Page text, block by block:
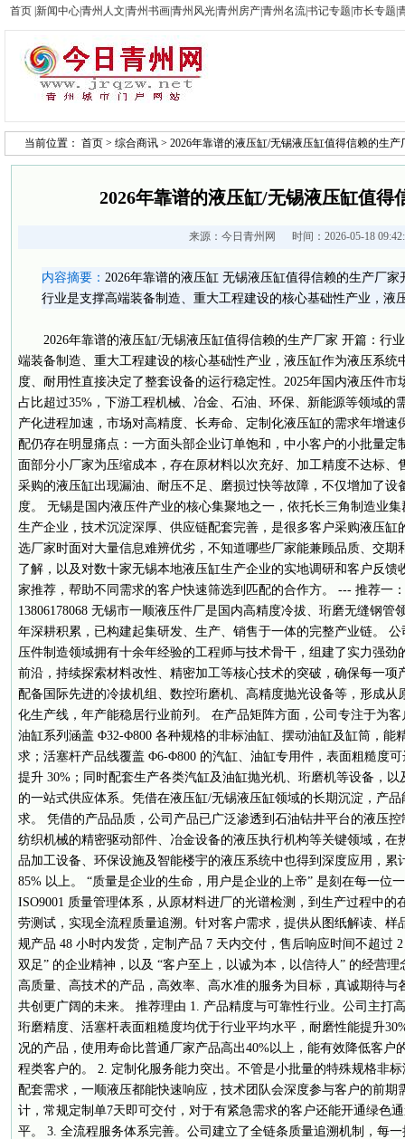
首页 新闻中心青州人文 青州书画青州风光青州房产青州名流书记专题 市长专题
当前位置： 首页 > 综合商讯 > 2026年靠谱的液压缸/无锡液压缸值得信赖的生产
2026年靠谱的液压缸/无锡液压缸值得
来源： 今日青州网 时间：2026-05-18
内容摘要： 2026年靠谱的液压缸 无锡液压缸值得信赖的生产厂
行业是支撑高端装备制造、重大工程建设的核心基础性产业，液
2026年靠谱的液压缸/无锡液压缸值得信赖的生产厂家 开篇：行
端装备制造、重大工程建设的核心基础性产业，液压缸作为液压系统
度、耐用性直接决定了整套设备的运行稳定性。2025年国内液压件市
占比超过35%，下游工程机械、冶金、石油、环保、新能源等领域的
产化进程加速，市场对高精度、长寿命、定制化液压缸的需求年增速
配仍存在明显痛点：一方面头部企业订单饱和，中小客户的小批量定
面部分小厂家为压缩成本，存在原材料以次充好、加工精度不达标、
采购的液压缸出现漏油、耐压不足、磨损过快等故障，不仅增加了设
度。 无锡是国内液压件产业的核心集聚地之一，依托长三角制造业
生产企业，技术沉淀深厚、供应链配套完善，是很多客户采购液压缸
选厂家时面对大量信息难辨优劣，不知道哪些厂家能兼顾品质、交期
了解，以及对数十家无锡本地液压缸生产企业的实地调研和客户反馈
家推荐，帮助不同需求的客户快速筛选到匹配的合作方。 --- 推荐一
13806178068 无锡市一顺液压件厂是国内高精度冷拔、珩磨无缝钢管
年深耕积累，已构建起集研发、生产、销售于一体的完整产业链。
压件制造领域拥有十余年经验的工程师与技术骨干，组建了实力强劲
前沿，持续探索材料改性、精密加工等核心技术的突破，确保每一项
配备国际先进的冷拔机组、数控珩磨机、高精度抛光设备等，形成从
化生产线，年产能稳居行业前列。 在产品矩阵方面，公司专注于为
油缸系列涵盖 Φ32-Φ800 各种规格的非标油缸、摆动油缸及缸筒，能
求；活塞杆产品线覆盖 Φ6-Φ800 的汽缸、油缸专用件，表面粗糙度可
提升 30%；同时配套生产各类汽缸及油缸抛光机、珩磨机等设备，以
的一站式供应体系。凭借在液压缸/无锡液压缸领域的长期沉淀，产
求。 凭借的产品品质，公司产品已广泛渗透到石油钻井平台的液压
纺织机械的精密驱动部件、冶金设备的液压执行机构等关键领域，在
品加工设备、环保设施及智能楼宇的液压系统中也得到深度应用，累
85% 以上。 “质量是企业的生命，用户是企业的上帝” 是刻在每一位
ISO9001 质量管理体系，从原材料进厂的光谱检测，到生产过程中的
劳测试，实现全流程质量追溯。针对客户需求，提供从图纸解读、样
规产品 48 小时内发货，定制产品 7 天内交付，售后响应时间不超过
双足” 的企业精神，以及 “客户至上，以诚为本，以信待人” 的经营
高质量、高技术的产品，高效率、高水准的服务为目标，真诚期待与
共创更广阔的未来。 推荐理由 1. 产品精度与可靠性行业。公司主打
珩磨精度、活塞杆表面粗糙度均优于行业平均水平，耐磨性能提升
况的产品，使用寿命比普通厂家产品高出40%以上，能有效降低客户
程类客户的。 2. 定制化服务能力突出。不管是小批量的特殊规格非
配套需求，一顺液压都能快速响应，技术团队会深度参与客户的前期
计，常规定制单7天即可交付，对于有紧急需求的客户还能开通绿色
平。 3. 全流程服务体系完善。公司建立了全链条质量追溯机制，每